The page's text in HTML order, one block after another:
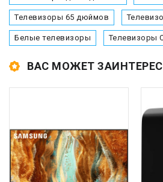
Телевизоры 65 дюймов
Белые телевизоры Телевизоры
ВАС МОЖЕТ